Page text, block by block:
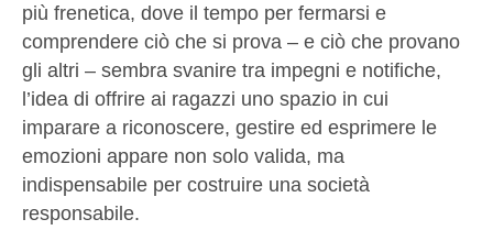
più frenetica, dove il tempo per fermarsi e
comprendere ciò che si prova – e ciò che provano
gli altri – sembra svanire tra impegni e notifiche,
l’idea di offrire ai ragazzi uno spazio in cui
imparare a riconoscere, gestire ed esprimere le
emozioni appare non solo valida, ma
indispensabile per costruire una società
responsabile.